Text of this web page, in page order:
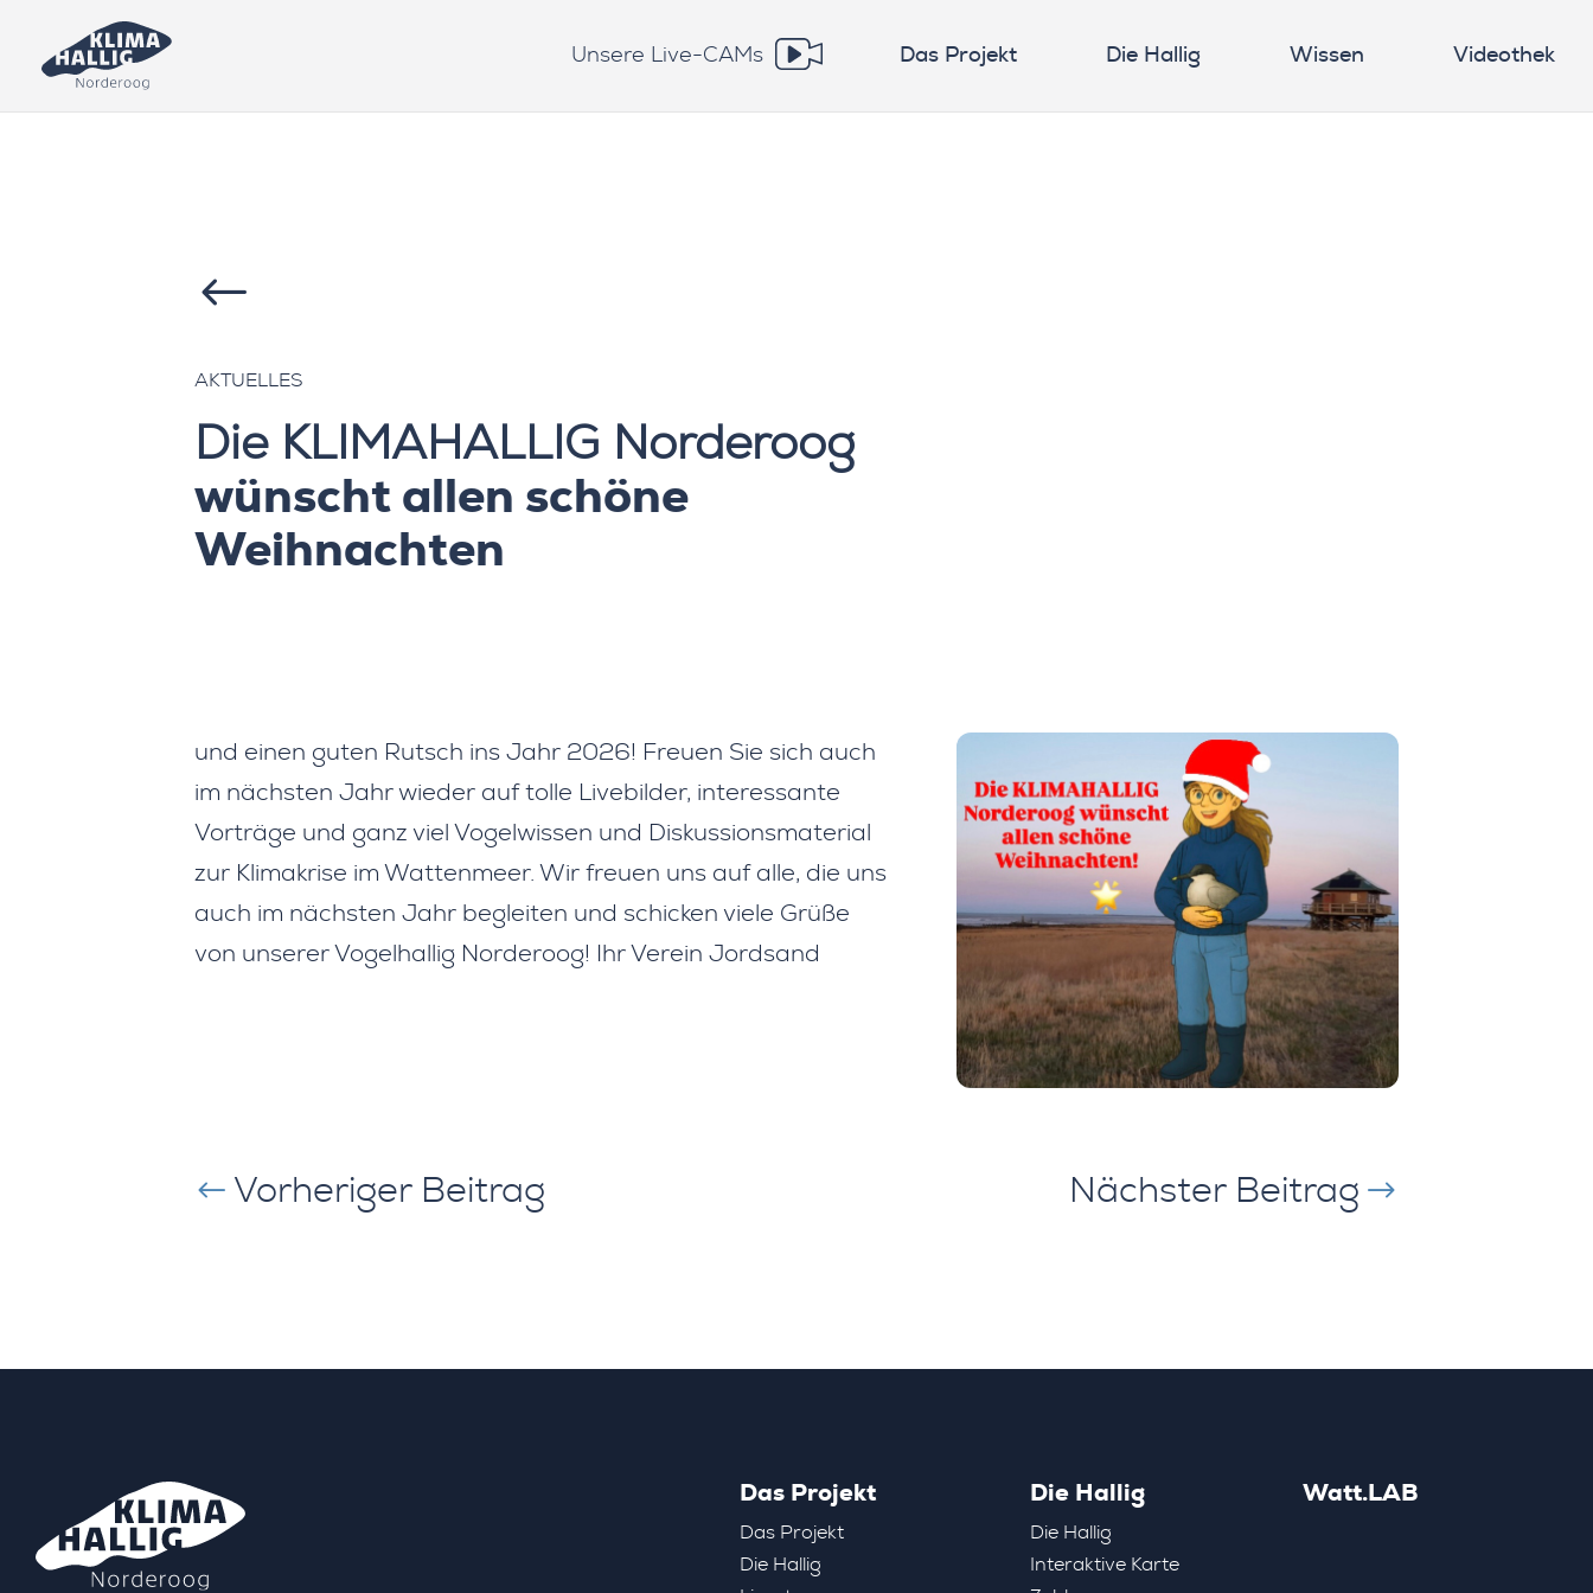
Unsere Live-CAMs Das Projekt Die Hallig Wissen Videothek
#
AKTUELLES
Die KLIMAHALLIG Norderoog
wünscht allen schöne
Weihnachten
und einen guten Rutsch ins Jahr 2026! Freuen Sie sich auch
im nächsten Jahr wieder auf tolle Livebilder, interessante
Vorträge und ganz viel Vogelwissen und Diskussionsmaterial
zur Klimakrise im Wattenmeer. Wir freuen uns auf alle, die uns
auch im nächsten Jahr begleiten und schicken viele Grüße
von unserer Vogelhallig Norderoog! Ihr Verein Jordsand
# Vorheriger Beitrag Nächster Beitrag $
Das Projekt
Das Projekt
Die Hallig
Die Hallig
Die Hallig
Interaktive Karte
Watt.LAB